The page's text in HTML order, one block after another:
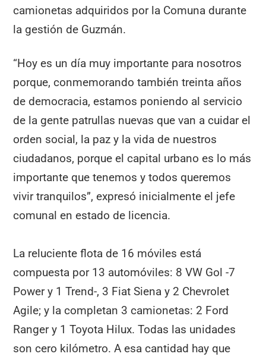
camionetas adquiridos por la Comuna durante
la gestión de Guzmán.
“Hoy es un día muy importante para nosotros
porque, conmemorando también treinta años
de democracia, estamos poniendo al servicio
de la gente patrullas nuevas que van a cuidar el
orden social, la paz y la vida de nuestros
ciudadanos, porque el capital urbano es lo más
importante que tenemos y todos queremos
vivir tranquilos”, expresó inicialmente el jefe
comunal en estado de licencia.
La reluciente flota de 16 móviles está
compuesta por 13 automóviles: 8 VW Gol -7
Power y 1 Trend-, 3 Fiat Siena y 2 Chevrolet
Agile; y la completan 3 camionetas: 2 Ford
Ranger y 1 Toyota Hilux. Todas las unidades
son cero kilómetro. A esa cantidad hay que